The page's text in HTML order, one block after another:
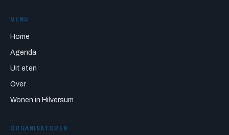
MENU
Home
Agenda
Uit eten
Over
Wonen in Hilversum
ORGANISATOREN